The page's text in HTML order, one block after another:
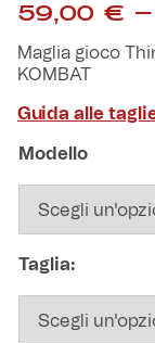
Robe di
Vintage
Kids
59,00 € -
Maglia gioco
KOMBAT
Guida alle
Modello
Taglia: